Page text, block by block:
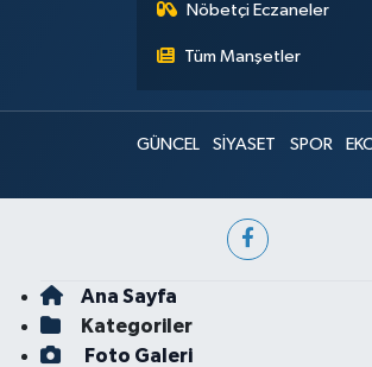
Nöbetçi Eczaneler
Tüm Manşetler
GÜNCEL SİYASET SPOR
Ana Sayfa
Kategoriler
Foto Galeri